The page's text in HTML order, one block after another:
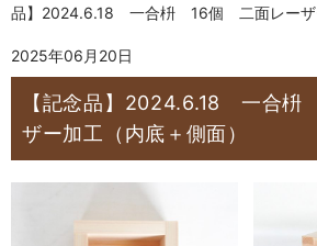
品】2024.6.18 一合枡 16個 二面レーザ
2025年06月20日
【記念品】2024.6.18 一合
ザー加工（内底＋側面）